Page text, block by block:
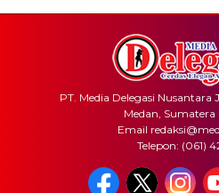
PT. Media Delegasi Nusantara
Medan, Sumatera
Email
Telepon: (061)